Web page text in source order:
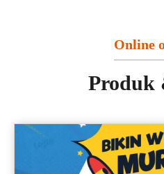
Online
Produk